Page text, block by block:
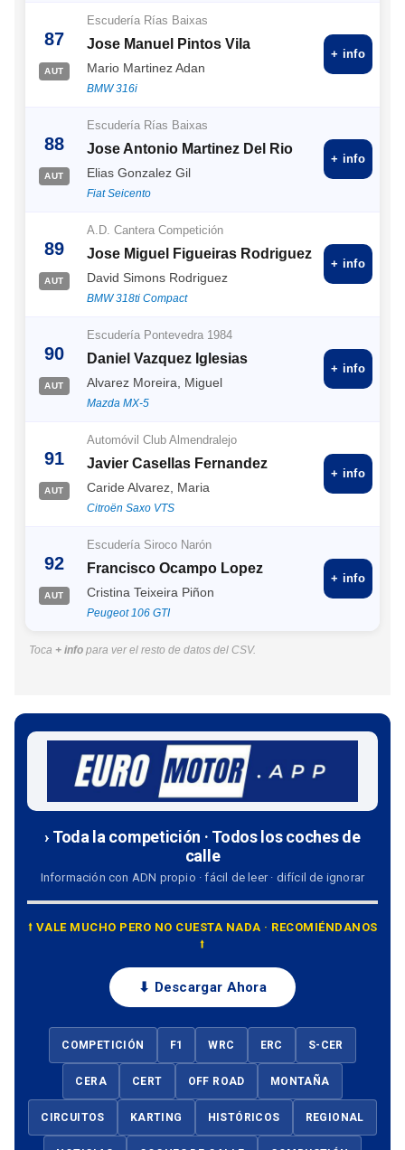
87
AUT
Escudería Rías Baixas
Jose Manuel Pintos Vila
Mario Martinez Adan
BMW 316i
+ info
88
AUT
Escudería Rías Baixas
Jose Antonio Martinez Del Rio
Elias Gonzalez Gil
Fiat Seicento
+ info
89
AUT
A.D. Cantera Competición
Jose Miguel Figueiras Rodriguez
David Simons Rodriguez
BMW 318ti Compact
+ info
90
AUT
Escudería Pontevedra 1984
Daniel Vazquez Iglesias
Alvarez Moreira, Miguel
Mazda MX-5
+ info
91
AUT
Automóvil Club Almendralejo
Javier Casellas Fernandez
Caride Alvarez, Maria
Citroën Saxo VTS
+ info
92
AUT
Escudería Siroco Narón
Francisco Ocampo Lopez
Cristina Teixeira Piñon
Peugeot 106 GTI
+ info
Toca + info para ver el resto de datos del CSV.
› Toda la competición · Todos los coches de
calle
Información con ADN propio · fácil de leer · difícil de ignorar
⭡ VALE MUCHO PERO NO CUESTA NADA · RECOMIÉNDANOS
⭡
⬇ Descargar Ahora
COMPETICIÓN F1 WRC ERC S-CER
CERA CERT OFF ROAD MONTAÑA
CIRCUITOS KARTING HISTÓRICOS REGIONAL